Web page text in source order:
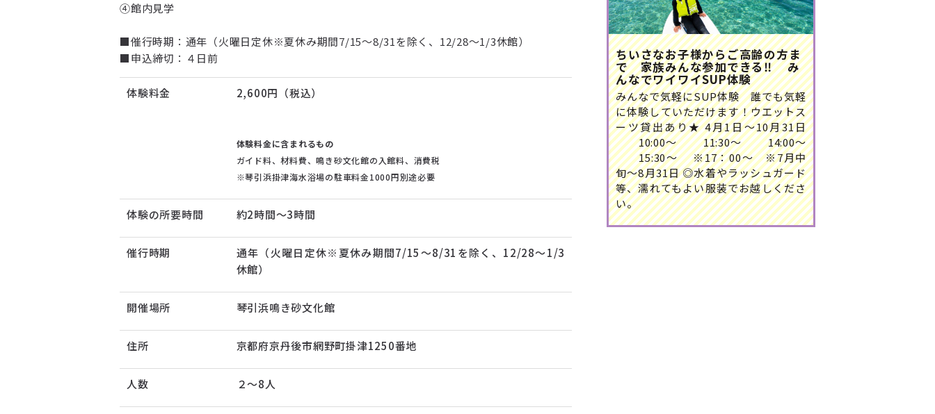
④館内見学
■催行時期：通年（火曜日定休※夏休み期間7/15～8/31を除く、12/28～1/3休館）
■申込締切：４日前
体験料金 2,600円（税込）
体験料金に含まれるもの
ガイド料、材料費、鳴き砂文化館の入館料、消費税
※琴引浜掛津海水浴場の駐車料金1000円別途必要
体験の所要時間 約2時間～3時間
催行時期
通年（火曜日定休※夏休み期間7/15～8/31を除く、12/28～1/3
休館）
開催場所 琴引浜鳴き砂文化館
住所 京都府京丹後市網野町掛津1250番地
人数 ２～8人
ちいさなお子様からご高齢の方ま
で 家族みんな参加できる‼ み
んなでワイワイSUP体験
みんなで気軽にSUP体験 誰でも気軽
に体験していただけます！ウエットス
ーツ貸出あり★ 4月1日～10月31日
10:00～ 11:30～ 14:00～
15:30～ ※17：00～ ※7月中
旬～8月31日 ◎水着やラッシュガード
等、濡れてもよい服装でお越しくださ
い。